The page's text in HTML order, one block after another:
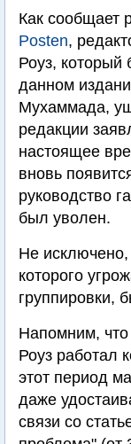
Как сообщает
Posten,
Роуз, который
данном
Мухаммада,
редакции
настоящее
вновь
руководство
был уволен.
Не
которого
группировки,
Напомним,
Роуз работал
этот период
даже
связи со